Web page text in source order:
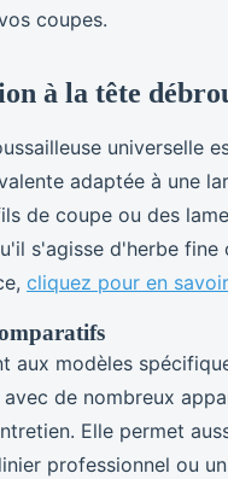
coupes.
à la tête
universelle
adaptée à une
de coupe ou des
s'agisse d'herbe fine
cliquez pour en
aux modèles
de nombreux
Elle permet
professionnel ou